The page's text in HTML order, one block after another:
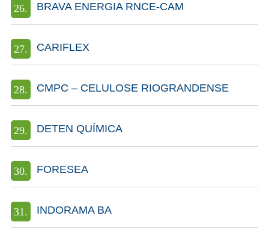
BRAVA ENERGIA RNCE-CAM
CARIFLEX
CMPC – CELULOSE RIOGRANDENSE
DETEN QUÍMICA
FORESEA
INDORAMA BA